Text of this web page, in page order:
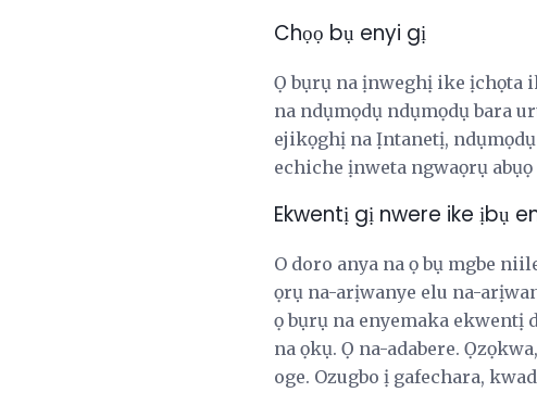
Chọọ bụ enyi gị
Ọ bụrụ na ịnweghị ike ịchọta
na ndụmọdụ ndụmọdụ bara
ejikọghị na Ịntanetị, ndụmọdụ
echiche ịnweta ngwaọrụ
Ekwentị gị nwere ike ịbụ
O doro anya na ọ bụ mgbe
ọrụ na-arịwanye elu na-
ọ bụrụ na enyemaka ekwentị
na ọkụ. Ọ na-adabere.
oge. Ozugbo ị gafechara,